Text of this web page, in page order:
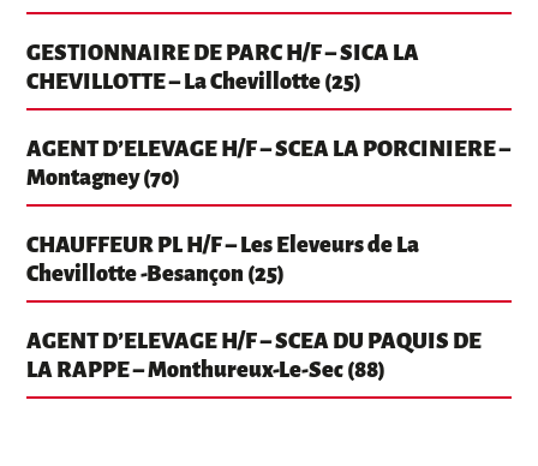
GESTIONNAIRE DE PARC H/F – SICA LA
CHEVILLOTTE – La Chevillotte (25)
AGENT D’ELEVAGE H/F – SCEA LA PORCINIERE –
Montagney (70)
CHAUFFEUR PL H/F – Les Eleveurs de La
Chevillotte -Besançon (25)
AGENT D’ELEVAGE H/F – SCEA DU PAQUIS DE
LA RAPPE – Monthureux-Le-Sec (88)